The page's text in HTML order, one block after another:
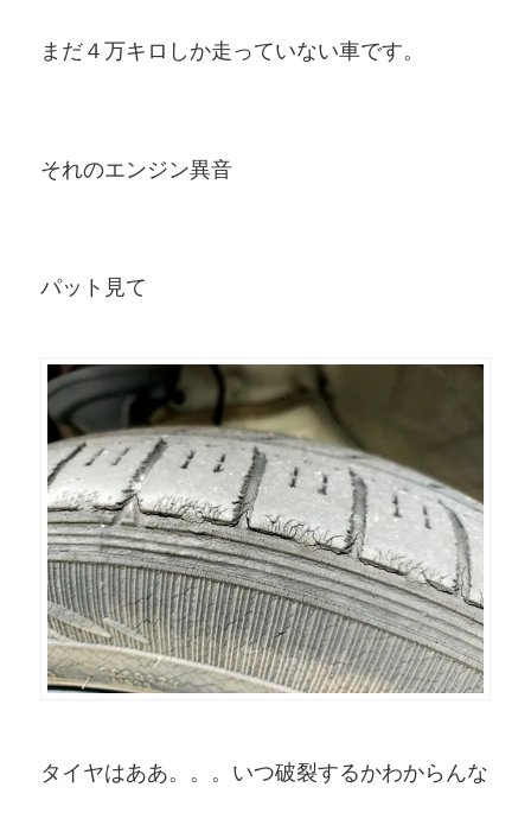
まだ４万キロしか走っていない車です。
それのエンジン異音
パット見て
タイヤはああ。。。いつ破裂するかわからんな